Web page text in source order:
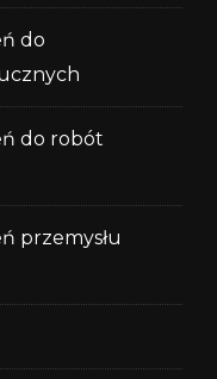
do
do robót
przemysłu